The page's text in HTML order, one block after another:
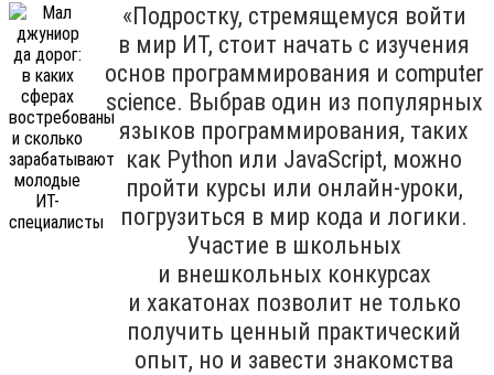
«Подростку, стремящемуся войти
в мир ИТ, стоит начать с изучения
основ программирования и computer
science. Выбрав один из популярных
языков программирования, таких
как Python или JavaScript, можно
пройти курсы или онлайн-уроки,
погрузиться в мир кода и логики.
Участие в школьных
и внешкольных конкурсах
и хакатонах позволит не только
получить ценный практический
опыт, но и завести знакомства